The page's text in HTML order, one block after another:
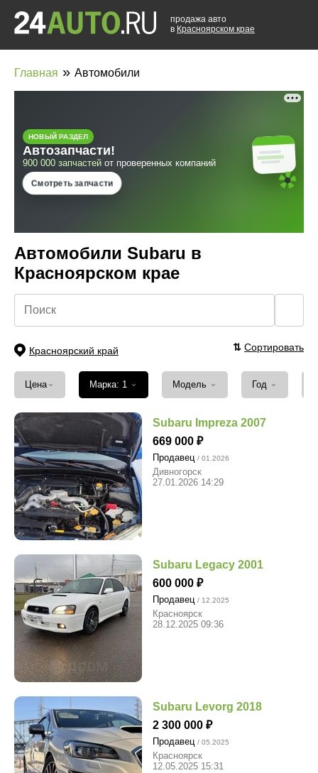
продажа авто
в Красноярском крае
Главная » Автомобили
Автомобили Subaru в
Красноярском крае
Красноярский край ⇅ Сортировать
Цена ⌄ Марка: 1 ⌄ Модель ⌄ Год ⌄
Subaru Impreza 2007
669 000
Продавец / 01.2026
Дивногорск
27.01.2026 14:29
Subaru Legacy 2001
600 000
Продавец / 12.2025
Красноярск
28.12.2025 09:36
Subaru Levorg 2018
2 300 000
Продавец / 05.2025
Красноярск
12.05.2025 15:31